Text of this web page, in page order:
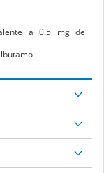
a 0.5 mg de